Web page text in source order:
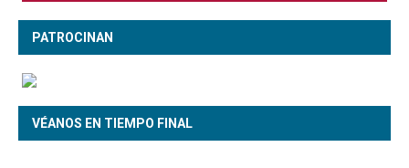
PATROCINAN
VÉANOS EN TIEMPO FINAL